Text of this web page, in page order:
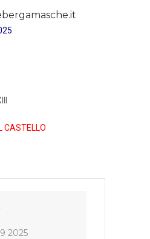
CASTELLO
2025